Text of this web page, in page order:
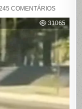
245 COMENTÁRIOSEM
É
E
POR
APÓS
BRIGA
EM
CASA
SHOWS
SÃO
PAULO
31065